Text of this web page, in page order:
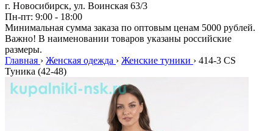
г. Новосибирск, ул. Воинская 63/3
Пн-пт: 9:00 - 18:00
Минимальная сумма заказа по оптовым ценам 5000 рублей.
Важно! В наименовании товаров указаны российские
размеры.
Главная › Женская одежда › Женские туники › 414-3 CS
Туника (42-48)